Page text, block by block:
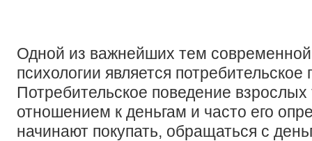
Одной из важнейших тем
психологии является
Потребительское поведение взрослых
отношением к деньгам и часто его
начинают покупать, обращаться с